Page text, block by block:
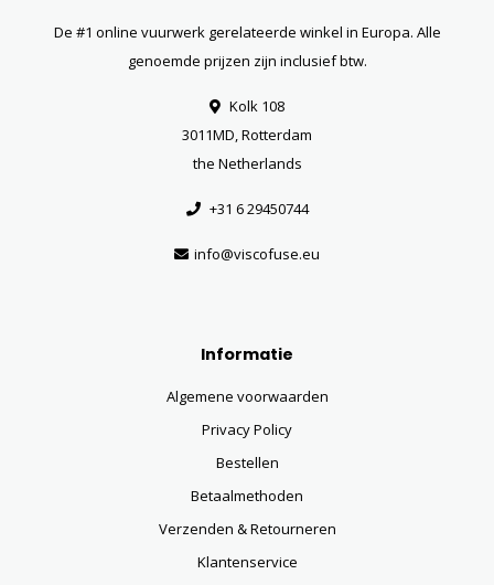
De #1 online vuurwerk gerelateerde winkel in Europa. Alle
genoemde prijzen zijn inclusief btw.
Kolk 108
3011MD, Rotterdam
the Netherlands
+31 6 29450744
info@viscofuse.eu
Informatie
Algemene voorwaarden
Privacy Policy
Bestellen
Betaalmethoden
Verzenden & Retourneren
Klantenservice